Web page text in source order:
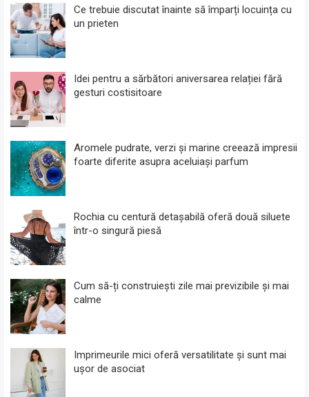
Ce trebuie discutat înainte să împarți locuința cu
un prieten
Idei pentru a sărbători aniversarea relației fără
gesturi costisitoare
Aromele pudrate, verzi și marine creează impresii
foarte diferite asupra aceluiași parfum
Rochia cu centură detașabilă oferă două siluete
într-o singură piesă
Cum să-ți construiești zile mai previzibile și mai
calme
Imprimeurile mici oferă versatilitate și sunt mai
ușor de asociat